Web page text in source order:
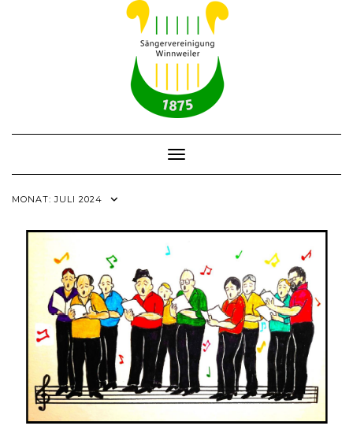
Toggle Navigation
MONAT:JULI 2024